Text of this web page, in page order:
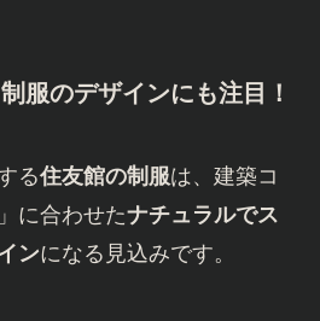
服のデザインにも注目！
る住友館の制服は、建築コ
に合わせたナチュラルでス
ンになる見込みです。